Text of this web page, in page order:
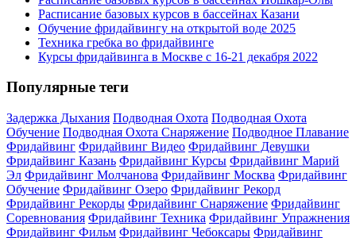
Расписание базовых курсов в бассейнах Казани
Обучение фридайвингу на открытой воде 2025
Техника гребка во фридайвинге
Курсы фридайвинга в Москве с 16-21 декабря 2022
Популярные теги
Задержка Дыхания Подводная Охота Подводная Охота
Обучение Подводная Охота Снаряжение Подводное Плавание
Фридайвинг Фридайвинг Видео Фридайвинг Девушки
Фридайвинг Казань Фридайвинг Курсы Фридайвинг Марий
Эл Фридайвинг Молчанова Фридайвинг Москва Фридайвинг
Обучение Фридайвинг Озеро Фридайвинг Рекорд
Фридайвинг Рекорды Фридайвинг Снаряжение Фридайвинг
Соревнования Фридайвинг Техника Фридайвинг Упражнения
Фридайвинг Фильм Фридайвинг Чебоксары Фридайвинг